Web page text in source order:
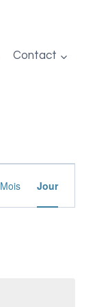
Contact
Mois Jour